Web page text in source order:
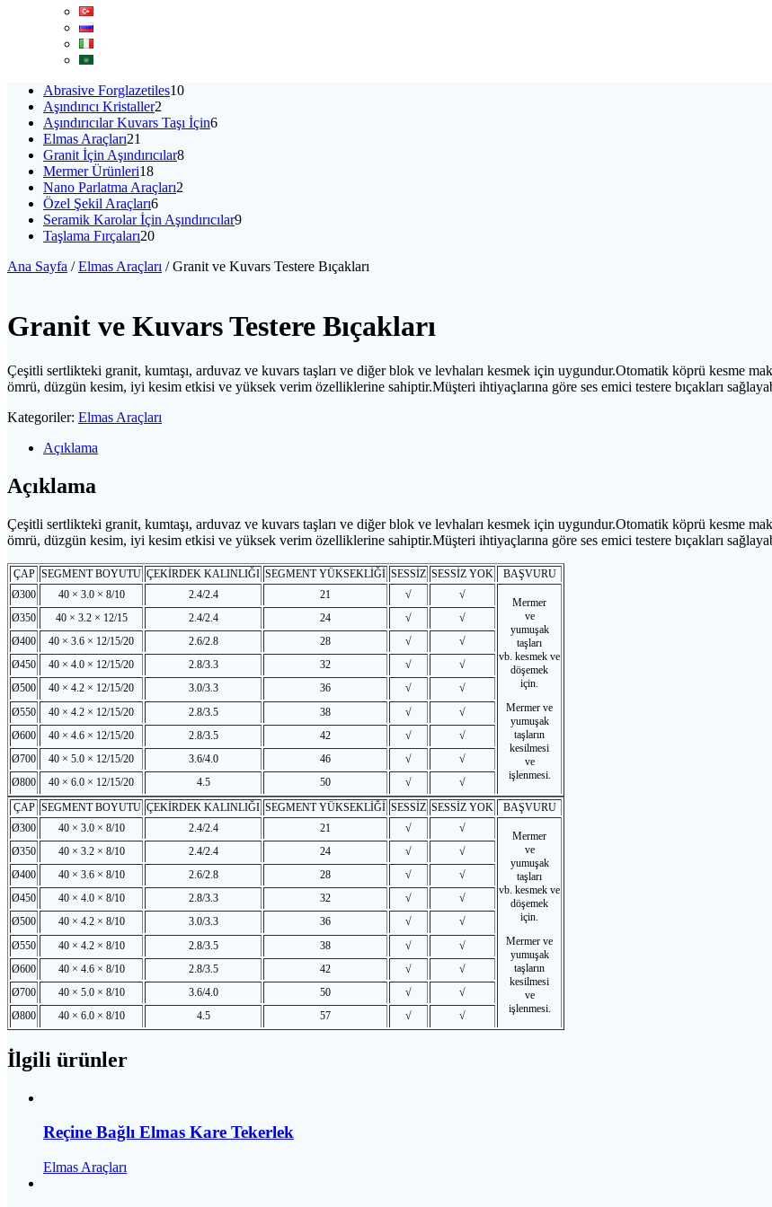
Abrasive Forglazetiles1010
Aşındırıcı Kristaller2
ürün
Aşındırıcılar Kuvars Taşı İçin66
Elmas Araçları21
ürün
Granit İçin Aşındırıcılar88
Mermer Ürünleri1818
ürün
Nano Parlatma Araçları2
Özel Şekil Araçları66
ürün
Seramik Karolar İçin Aşındırıcılar99
Taşlama Fırçaları2020
Ana Sayfa /Elmas Araçları / Granit ve Kuvars Testere Bıçakları
Granit ve Kuvars Testere Bıçakları
Çeşitli sertlikteki granit, kumtaşı, arduvaz ve kuvars taşları ve diğer blok ve levhaları kesmek için uygundur.Otomatik köprü kesme
ömrü, düzgün kesim, iyi kesim etkisi ve yüksek verim özelliklerine sahiptir.Müşteri ihtiyaçlarına göre ses emici testere bıçakları
Kategoriler: Elmas Araçları
Açıklama
Açıklama
Çeşitli sertlikteki granit, kumtaşı, arduvaz ve kuvars taşları ve diğer blok ve levhaları kesmek için uygundur.Otomatik köprü kesme
ömrü, düzgün kesim, iyi kesim etkisi ve yüksek verim özelliklerine sahiptir.Müşteri ihtiyaçlarına göre ses emici testere bıçakları
ÇAP SEGMENT BOYUTU ÇEKİRDEK KALINLIĞI SEGMENT YÜKSEKLİĞİ SESSİZ SESSİZ YOK
BAŞVURU
Ø300
40 × 3.0 × 8/10 2.4/2.4 21 √ √
Mermer
ve
yumuşak
taşları
vb. kesmek ve
döşemek
için.
Mermer ve
yumuşak
taşların
kesilmesi
ve
işlenmesi.
Ø350 40 × 3.2 × 12/15 2.4/2.4 24 √
√
Ø400
40 × 3.6 × 12/15/20 2.6/2.8 28 √
√
Ø450
40 × 4.0 × 12/15/20 2.8/3.3 32 √
√
Ø500
40 × 4.2 × 12/15/20 3.0/3.3 36 √
√
Ø550
40 × 4.2 × 12/15/20 2.8/3.5 38 √
√
Ø600
40 × 4.6 × 12/15/20 2.8/3.5 42 √
√
Ø700
40 × 5.0 × 12/15/20 3.6/4.0 46 √
√
Ø800
40 × 6.0 × 12/15/20 4.5 50 √
√
ÇAP SEGMENT BOYUTU ÇEKİRDEK KALINLIĞI SEGMENT YÜKSEKLİĞİ SESSİZ SESSİZ YOK
BAŞVURU
Ø300
40 × 3.0 × 8/10 2.4/2.4 21 √ √
Mermer
ve
yumuşak
taşları
vb. kesmek ve
döşemek
için.
Mermer ve
yumuşak
taşların
kesilmesi
ve
işlenmesi.
Ø350 40 × 3.2 × 8/10 2.4/2.4 24 √
√
Ø400
40 × 3.6 × 8/10 2.6/2.8 28 √
√
Ø450
40 × 4.0 × 8/10 2.8/3.3 32 √
√
Ø500
40 × 4.2 × 8/10 3.0/3.3 36 √
√
Ø550
40 × 4.2 × 8/10 2.8/3.5 38 √
√
Ø600
40 × 4.6 × 8/10 2.8/3.5 42 √
√
Ø700
40 × 5.0 × 8/10 3.6/4.0 50 √
√
Ø800
40 × 6.0 × 8/10 4.5 57 √ √
İlgili ürünler
Reçine Bağlı Elmas Kare Tekerlek
Elmas Araçları